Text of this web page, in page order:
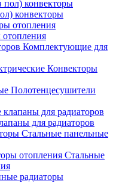
конвекторы
Комплектующие для
Конвекторы
Полотенцесушители
для радиаторов
Стальные панельные
Стальные
радиаторы